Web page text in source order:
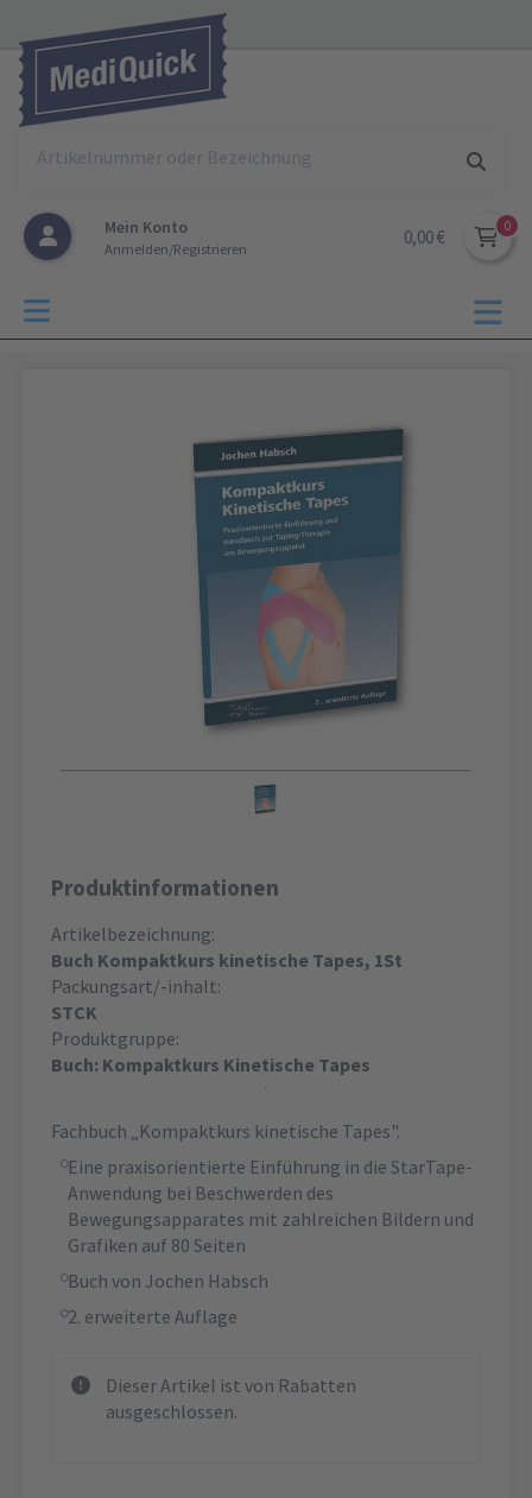
Mein Konto
Anmelden/Registrieren
0,00 €
Produktinformationen
Artikelbezeichnung:
Buch Kompaktkurs kinetische Tapes, 1St
Packungsart/-inhalt:
STCK
Produktgruppe:
Buch: Kompaktkurs Kinetische Tapes
Fachbuch „Kompaktkurs kinetische Tapes".
Eine praxisorientierte Einführung in die StarTape-
Anwendung bei Beschwerden des
Bewegungsapparates mit zahlreichen Bildern und
Grafiken auf 80 Seiten
Buch von Jochen Habsch
2. erweiterte Auflage
Dieser Artikel ist von Rabatten
ausgeschlossen.